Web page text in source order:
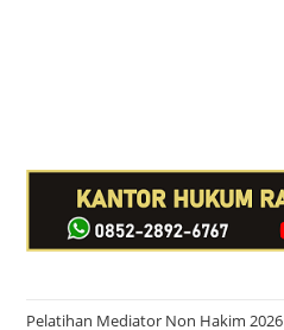
Pelatihan Mediator Non Hakim 2026